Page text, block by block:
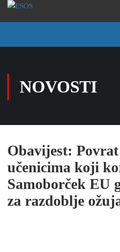
NOVOSTI
Obavijest:
učenicima koji
Samoborček EU
za razdoblje